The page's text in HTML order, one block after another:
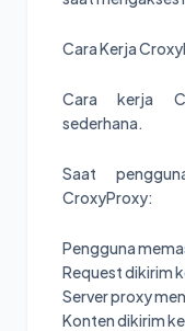
Cara Kerja
Cara kerja
sederhana.
Saat
CroxyProxy:
Pengguna
Request dikirim
Server proxy
Konten dikirim